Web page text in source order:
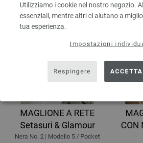
Utilizziamo i cookie nel nostro negozio.
essenziali, mentre altri ci aiutano a
tua esperienza.
Impostazioni
Respingere
MAGLIONE A RETE
Setasuri & Glamour
Nera No. 2 | Modello 5 / Pocket
CON